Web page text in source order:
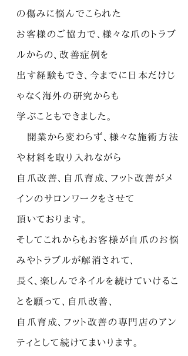
の傷みに悩んでこられた
お客様のご協力で、様々な爪のトラブ
ルからの、改善症例を
出す経験もでき、今までに日本だけじ
ゃなく海外の研究からも
学ぶこともできました。
開業から変わらず、様々な施術方法
や材料を取り入れながら
自爪改善、自爪育成、フット改善がメ
インの サロンワークをさせて
頂いております。
そして これからもお客様が自爪のお悩
みやトラブルが解消されて、
長く、楽しんでネイルを続けていけるこ
とを願って、自爪改善、
自爪育成、フット改善の専門店のアン
ティとして続けてまいります。